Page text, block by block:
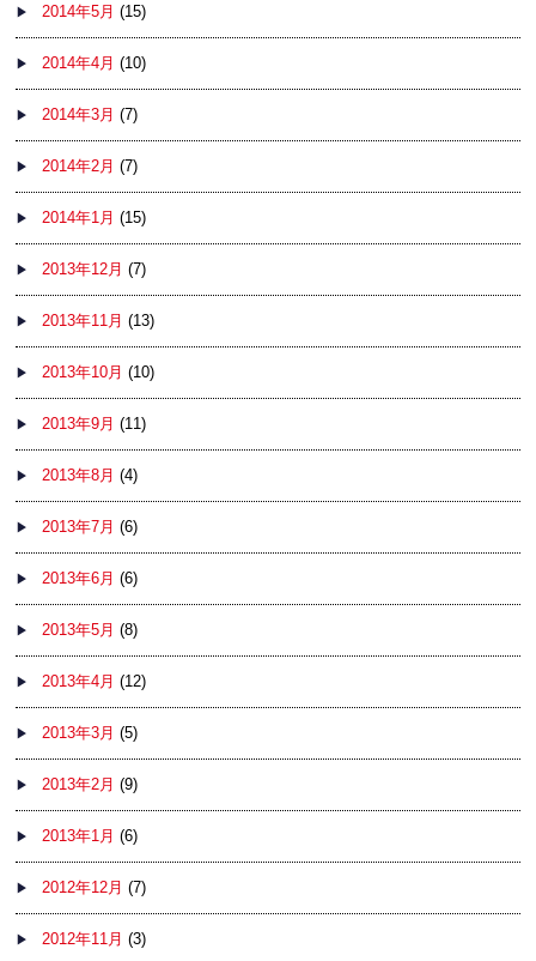
2014年5月 (15)
2014年4月 (10)
2014年3月 (7)
2014年2月 (7)
2014年1月 (15)
2013年12月 (7)
2013年11月 (13)
2013年10月 (10)
2013年9月 (11)
2013年8月 (4)
2013年7月 (6)
2013年6月 (6)
2013年5月 (8)
2013年4月 (12)
2013年3月 (5)
2013年2月 (9)
2013年1月 (6)
2012年12月 (7)
2012年11月 (3)